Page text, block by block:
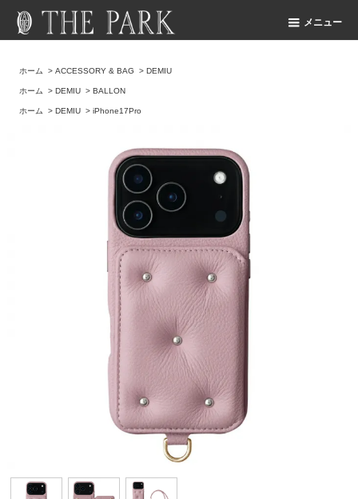
メニュー
ホーム >ACCESSORY & BAG >DEMIU
ホーム >DEMIU >BALLON
ホーム >DEMIU >iPhone17Pro